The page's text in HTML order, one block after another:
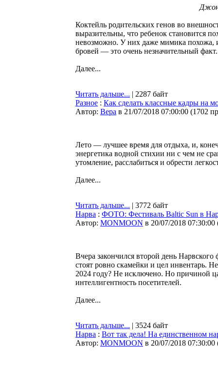
Коктейль родительских генов во
выразительны, что ребенок становится
невозможно. У них даже мимика похожа,
бровей — это очень незначительный
Далее...
Читать дальше... | 2287 байт
Разное : Как сделать классные кадры на
Автор: Bepa в 21/07/2018 07:00:00 (1702
Лето — лучшее время для отдыха, и,
энергетика водной стихии ни с чем не
утомление, расслабиться и обрести
Далее...
Читать дальше... | 3772 байт
Нарва : ФОТО: Фестиваль Baltic Sun в
Автор: MONMOON в 20/07/2018 07:30:00
Вчера закончился второй день
стоят ровно скамейки и цел инвентарь.
2024 году? Не исключено. Но причиной
интеллигентность посетителей.
Далее...
Читать дальше... | 3524 байт
Нарва : Вот так дела! На единственном
Автор: MONMOON в 20/07/2018 07:30:00